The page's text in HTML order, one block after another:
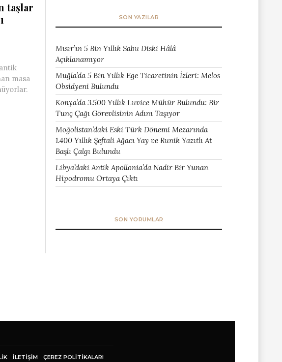
taşlar
masa
SON YAZILAR
Mısır’ın 5 Bin Yıllık Sabu Diski Hâlâ
Açıklanamıyor
Muğla’da 5 Bin Yıllık Ege Ticaretinin İzleri: Melos
Obsidyeni Bulundu
Konya’da 3.500 Yıllık Luvice Mühür Bulundu: Bir
Tunç Çağı Görevlisinin Adını Taşıyor
Moğolistan’daki Eski Türk Dönemi Mezarında
1.400 Yıllık Şeftali Ağacı Yay ve Runik Yazıtlı At
Başlı Çalgı Bulundu
Libya’daki Antik Apollonia’da Nadir Bir Yunan
Hipodromu Ortaya Çıktı
SON YORUMLAR
İLETIŞIM ÇEREZ POLITIKALARI